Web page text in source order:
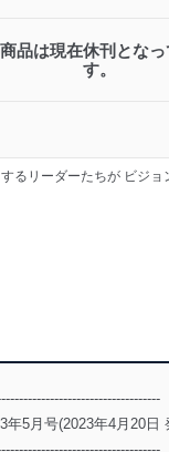
品は現在休刊となっ
す。
るリーダーたちが ビジョ
月号(2023年4月20日